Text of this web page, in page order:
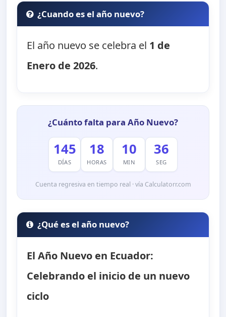
¿Cuando es el año nuevo?
El año nuevo se celebra el 1 de
Enero de 2026.
¿Cuánto falta para Año Nuevo?
145
DÍAS
18
HORAS
10
MIN
34
SEG
Cuenta regresiva en tiempo real · vía Calculatorr.com
¿Qué es el año nuevo?
El Año Nuevo en Ecuador:
Celebrando el inicio de un nuevo
ciclo